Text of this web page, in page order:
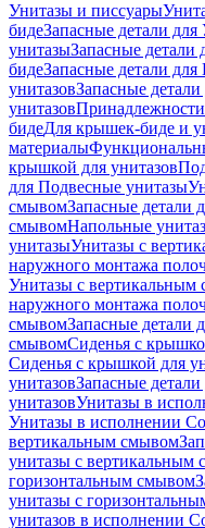
Унитазы и писсуары
бидеЗапасные детали
унитазыЗапасные детали
бидеЗапасные детали
унитазовЗапасные
унитазовПринадлежности
бидеДля крышек-биде и
материалы
крышкой для унитазов
для Подвесные унитазы
смывомЗапасные детали
смывомНапольные
унитазыУнитазы с
наружного монтажа
Унитазы с вертикальным
наружного монтажа
смывомЗапасные детали
смывомСиденья с
Сиденья с крышкой для
унитазовЗапасные
унитазовУнитазы в
Унитазы в исполнении
вертикальным смывом
унитазы с вертикальным
горизонтальным смывом
унитазы с
унитазов в исполнении